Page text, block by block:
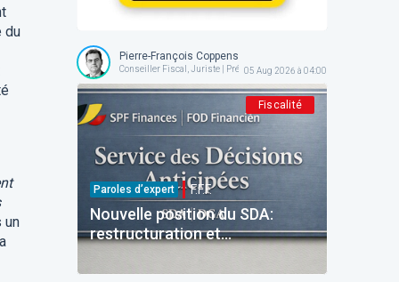
du
un
Pierre-François Coppens
Conseiller Fiscal, Juriste | Président @ AFPC
05 Aug 2026 à 04:00
Fiscalité
Paroles d’expert F.F.F.
Nouvelle position du SDA:
restructuration et